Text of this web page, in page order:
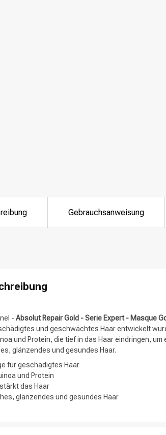
Nach welcher
Marken
Gebrauchsanweisung
- Absolut Repair Gold - Serie Expert - Masque
und geschwächtes Haar entwickelt
und Protein, die tief in das Haar eindringen,
glänzendes und gesundes Haar.
für geschädigtes Haar
und Protein
das Haar
glänzendes und gesundes Haar